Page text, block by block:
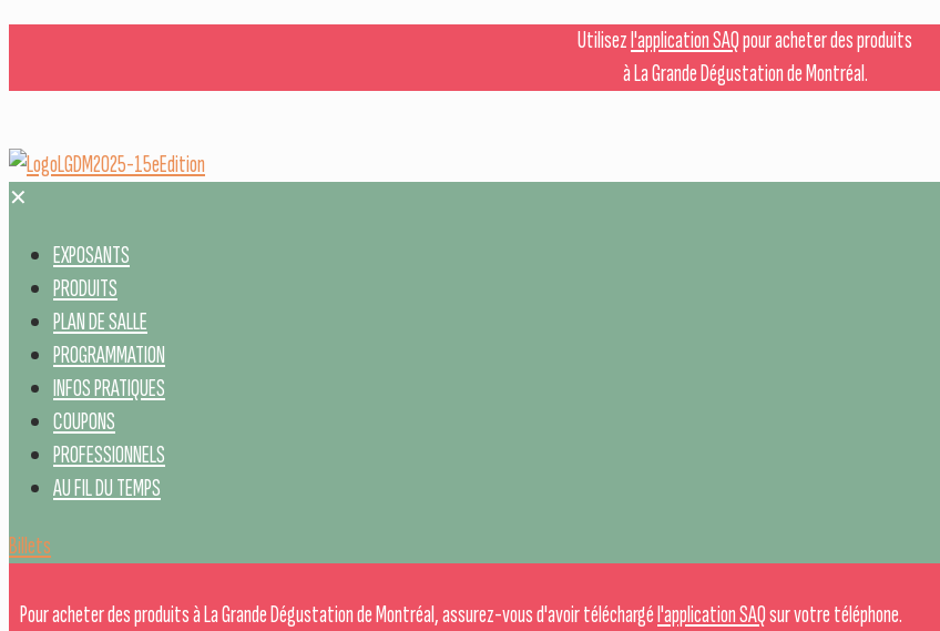
Utilisezl'application SAQpour acheter des produits
à La Grande Dégustation de Montréal.
✕
EXPOSANTS
PRODUITS
PLAN DE SALLE
PROGRAMMATION
INFOS PRATIQUES
COUPONS
PROFESSIONNELS
AU FIL DU TEMPS
Billets
Pour acheter des produits à La Grande Dégustation de Montréal, assurez-vous d'avoir téléchargél'application SAQsur votre téléphone.